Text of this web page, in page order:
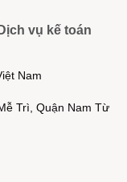
vụ kế toán
Nam
Trì, Quận Nam Từ